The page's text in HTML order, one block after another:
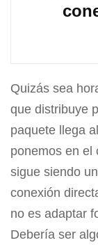
Quizás sea
que distribuye
paquete llega
ponemos en el
sigue siendo
conexión
no es adaptar
Debería ser